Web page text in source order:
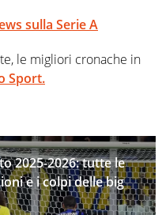
sulla Serie A
le migliori cronache in
Sport.
2025-2026: tutte le
e i colpi delle big